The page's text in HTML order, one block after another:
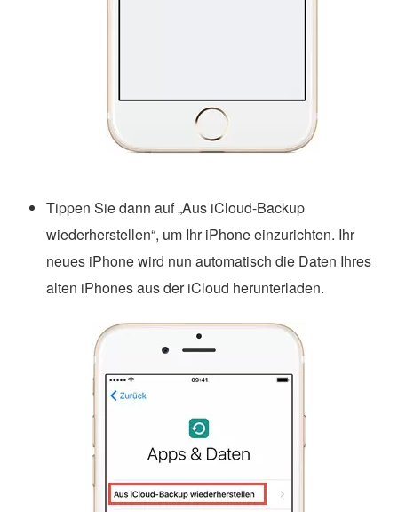
Tippen Sie dann auf „Aus iCloud-Backup
wiederherstellen“, um Ihr iPhone einzurichten. Ihr
neues iPhone wird nun automatisch die Daten Ihres
alten iPhones aus der iCloud herunterladen.